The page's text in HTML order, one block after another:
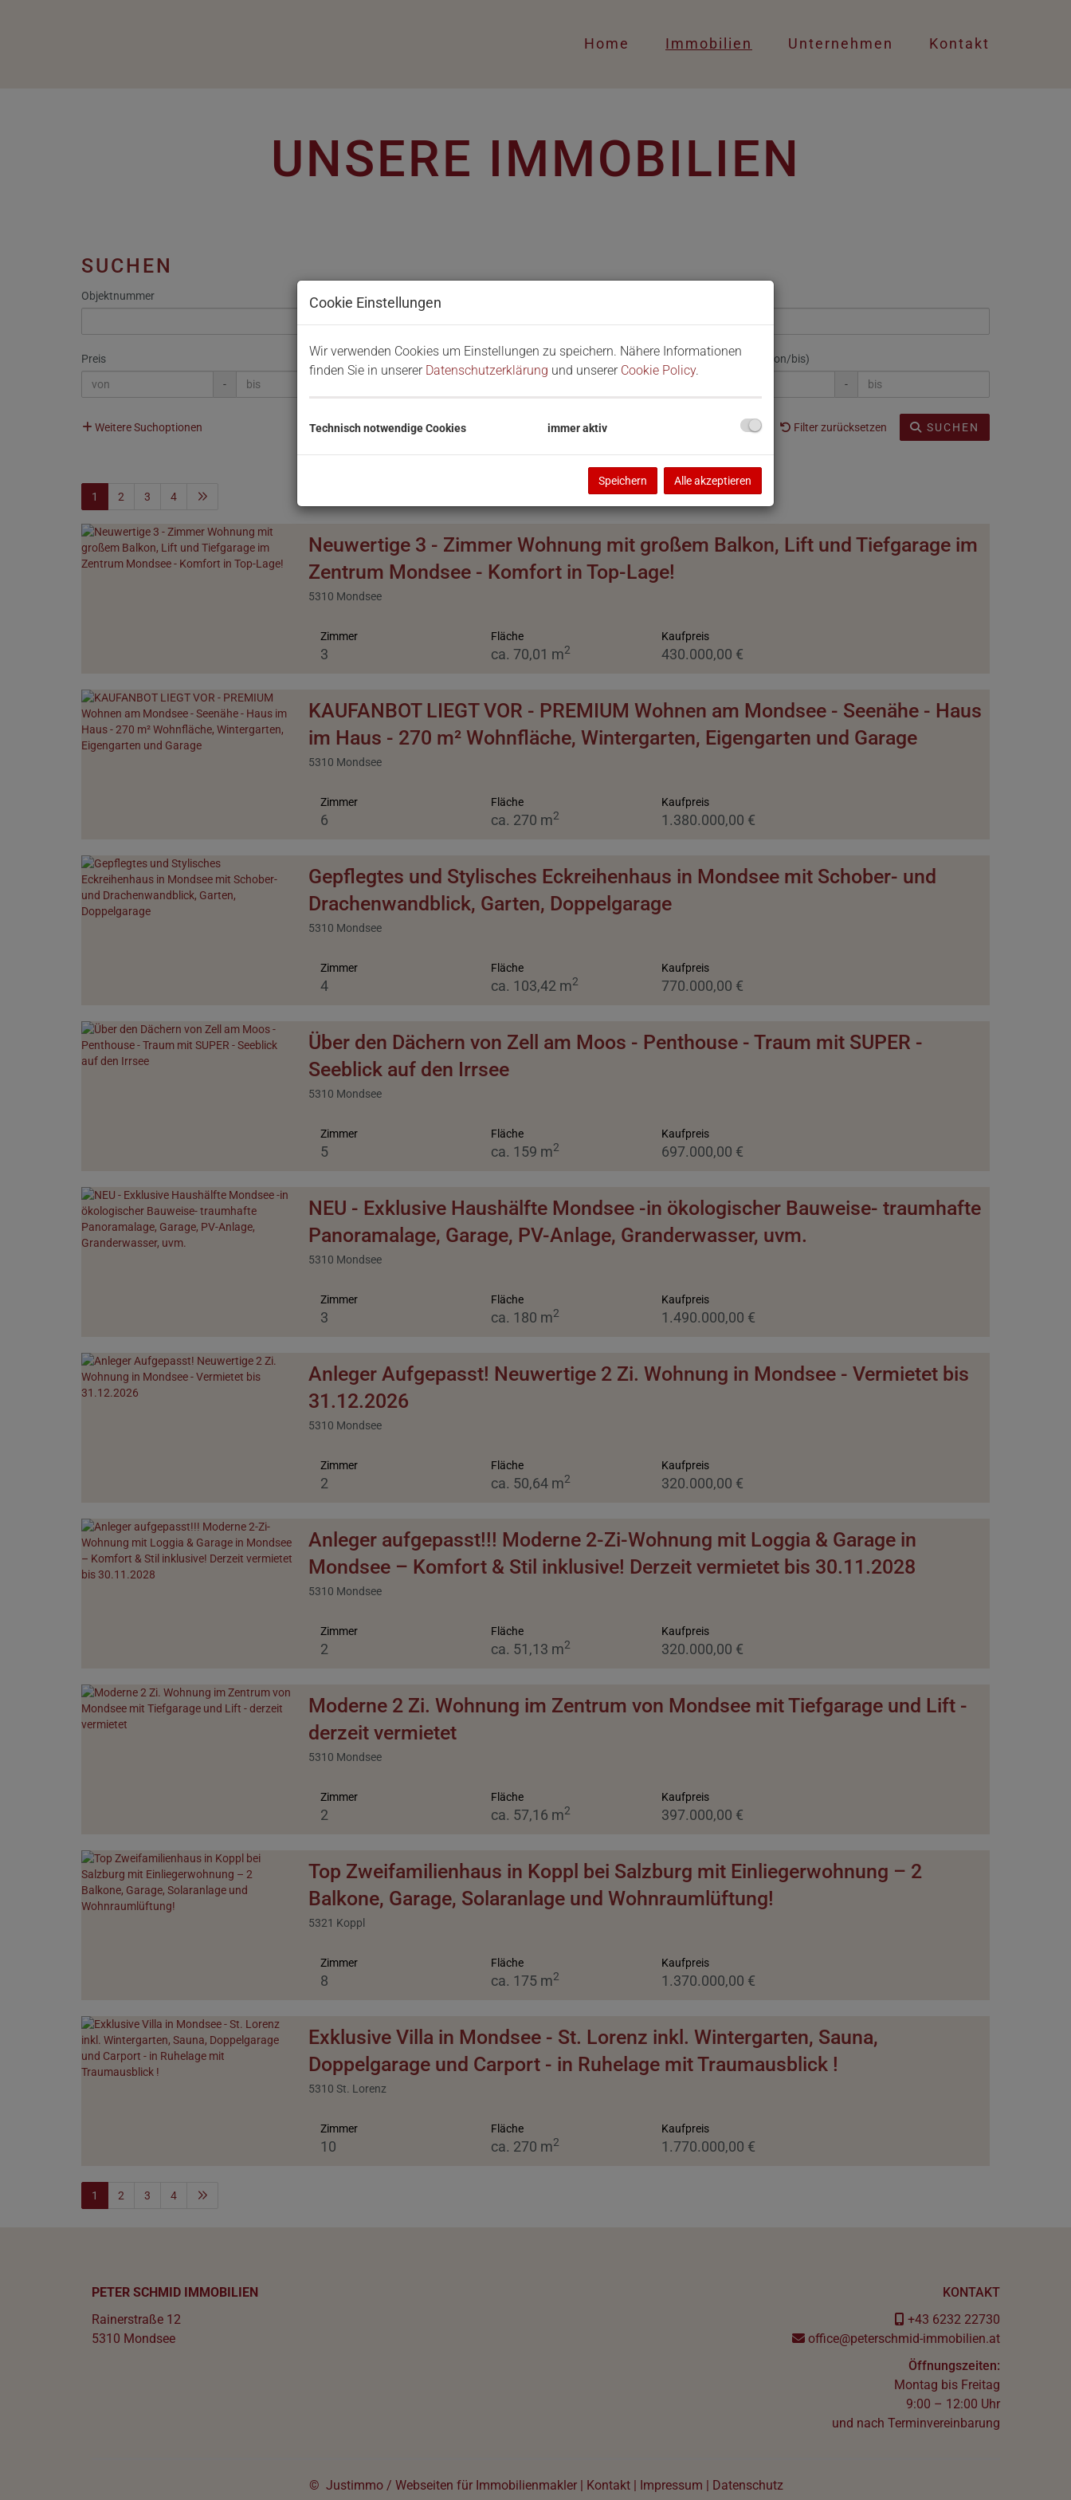
Home Immobilien Unternehmen Kontakt
UNSERE IMMOBILIEN
SUCHEN
Objektnummer
Vermarktungsart
Preis
-
Zimmer
Wohnfläche (von/bis)
-
Weitere Suchoptionen Filter zurücksetzen SUCHEN
1 2 3 4
Neuwertige 3 - Zimmer Wohnung mit großem Balkon, Lift und Tiefgarage im
Zentrum Mondsee - Komfort in Top-Lage!
5310 Mondsee
Zimmer
3
Fläche
ca. 70,01 m2
Kaufpreis
430.000,00 €
KAUFANBOT LIEGT VOR - PREMIUM Wohnen am Mondsee - Seenähe - Haus
im Haus - 270 m² Wohnfläche, Wintergarten, Eigengarten und Garage
5310 Mondsee
Zimmer
6
Fläche
ca. 270 m2
Kaufpreis
1.380.000,00 €
Gepflegtes und Stylisches Eckreihenhaus in Mondsee mit Schober- und
Drachenwandblick, Garten, Doppelgarage
5310 Mondsee
Zimmer
4
Fläche
ca. 103,42 m2
Kaufpreis
770.000,00 €
Über den Dächern von Zell am Moos - Penthouse - Traum mit SUPER -
Seeblick auf den Irrsee
5310 Mondsee
Zimmer
5
Fläche
ca. 159 m2
Kaufpreis
697.000,00 €
NEU - Exklusive Haushälfte Mondsee -in ökologischer Bauweise- traumhafte
Panoramalage, Garage, PV-Anlage, Granderwasser, uvm.
5310 Mondsee
Zimmer
3
Fläche
ca. 180 m2
Kaufpreis
1.490.000,00 €
Anleger Aufgepasst! Neuwertige 2 Zi. Wohnung in Mondsee - Vermietet bis
31.12.2026
5310 Mondsee
Zimmer
2
Fläche
ca. 50,64 m2
Kaufpreis
320.000,00 €
Anleger aufgepasst!!! Moderne 2-Zi-Wohnung mit Loggia & Garage in
Mondsee – Komfort & Stil inklusive! Derzeit vermietet bis 30.11.2028
5310 Mondsee
Zimmer
2
Fläche
ca. 51,13 m2
Kaufpreis
320.000,00 €
Moderne 2 Zi. Wohnung im Zentrum von Mondsee mit Tiefgarage und Lift -
derzeit vermietet
5310 Mondsee
Zimmer
2
Fläche
ca. 57,16 m2
Kaufpreis
397.000,00 €
Top Zweifamilienhaus in Koppl bei Salzburg mit Einliegerwohnung – 2
Balkone, Garage, Solaranlage und Wohnraumlüftung!
5321 Koppl
Zimmer
8
Fläche
ca. 175 m2
Kaufpreis
1.370.000,00 €
Exklusive Villa in Mondsee - St. Lorenz inkl. Wintergarten, Sauna,
Doppelgarage und Carport - in Ruhelage mit Traumausblick !
5310 St. Lorenz
Zimmer
10
Fläche
ca. 270 m2
Kaufpreis
1.770.000,00 €
1 2 3 4
PETER SCHMID IMMOBILIEN
Rainerstraße 12
5310 Mondsee
KONTAKT
+43 6232 22730
office@peterschmid-immobilien.at
Öffnungszeiten:
Montag bis Freitag
9:00 – 12:00 Uhr
und nach Terminvereinbarung
© Justimmo/ Webseiten für Immobilienmakler| Kontakt| Impressum | Datenschutz
Cookie Einstellungen
Wir verwenden Cookies um Einstellungen zu speichern. Nähere Informationen
finden Sie in unserer Datenschutzerklärung und unserer Cookie Policy.
Technisch notwendige Cookies immer aktiv
Speichern Alle akzeptieren